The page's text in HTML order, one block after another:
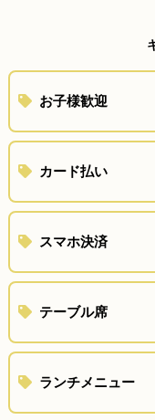
お子様歓迎
カード払い
スマホ決済
テーブル席
ランチメニュー